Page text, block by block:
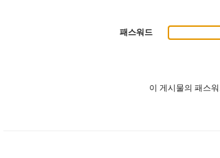
패스워드
이 게시물의 패스